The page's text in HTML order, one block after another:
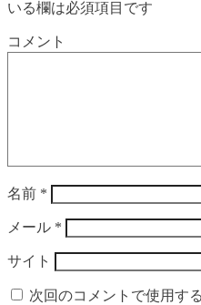
いる欄は必須項目です
コメント
名前 *
メール *
サイト
次回のコメントで使用す